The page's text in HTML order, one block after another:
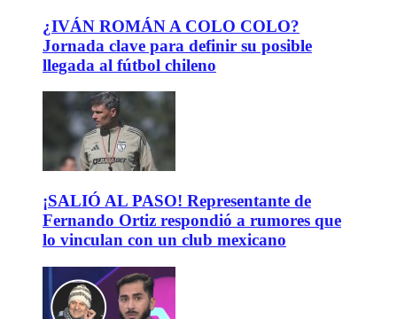
¿IVÁN ROMÁN A COLO COLO?
Jornada clave para definir su posible
llegada al fútbol chileno
¡SALIÓ AL PASO! Representante de
Fernando Ortiz respondió a rumores que
lo vinculan con un club mexicano